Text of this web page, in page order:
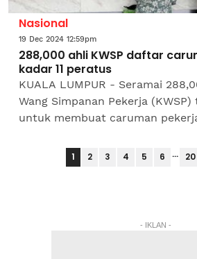
Nasional
19 Dec 2024 12:59pm
288,000 ahli KWSP daftar
kadar 11 peratus
KUALA LUMPUR - Seramai
Wang Simpanan Pekerja
untuk membuat caruman
2024. Timbalan...
1 2 3 4 5 6 ... 20
- IKLAN -